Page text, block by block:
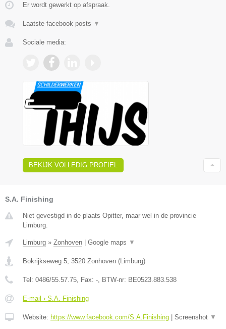
Er wordt gewerkt op afspraak.
Laatste facebook posts ▼
Sociale media:
BEKIJK VOLLEDIG PROFIEL
S.A. Finishing
Niet gevestigd in de plaats Opitter, maar wel in de provincie
Limburg.
Limburg » Zonhoven Google maps ▼
Bokrijkseweg 5 3520 Zonhoven ( Limburg)
Tel: 0486/55.57.75 , Fax: - , BTW-nr: BE0523.883.538
E-mail › S.A. Finishing
Website: https://www.facebook.com/S.A.Finishing Screenshot ▼